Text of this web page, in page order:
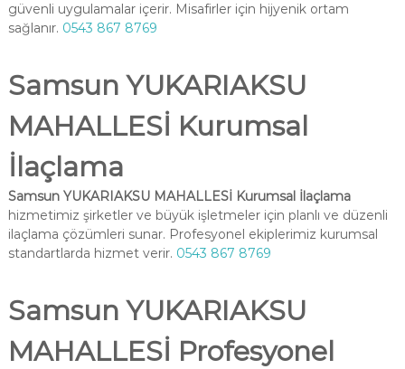
güvenli uygulamalar içerir. Misafirler için hijyenik ortam
sağlanır. 0543 867 8769
Samsun YUKARIAKSU
MAHALLESİ Kurumsal
İlaçlama
Samsun YUKARIAKSU MAHALLESİ Kurumsal İlaçlama
hizmetimiz şirketler ve büyük işletmeler için planlı ve düzenli
ilaçlama çözümleri sunar. Profesyonel ekiplerimiz kurumsal
standartlarda hizmet verir. 0543 867 8769
Samsun YUKARIAKSU
MAHALLESİ Profesyonel